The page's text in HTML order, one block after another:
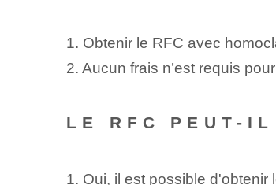
1. Obtenir le RFC avec
2. Aucun frais n’est requis pour
LE RFC PEUT-IL
1. Oui, il est possible d'obtenir